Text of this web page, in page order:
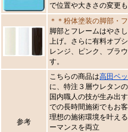
で位置や大きさの変更も
＊＊粉体塗装の脚部・
脚部とフレームはやさ
上げ。さらに有料オプ
レンジ、ピンク、ブラ
す。
参考
こちらの商品は高田ベ
に、特注３層ウレタン
国内職人の技が生み出
での長時間施術でもお
理想の施術環境を叶え
ーマンスを両立